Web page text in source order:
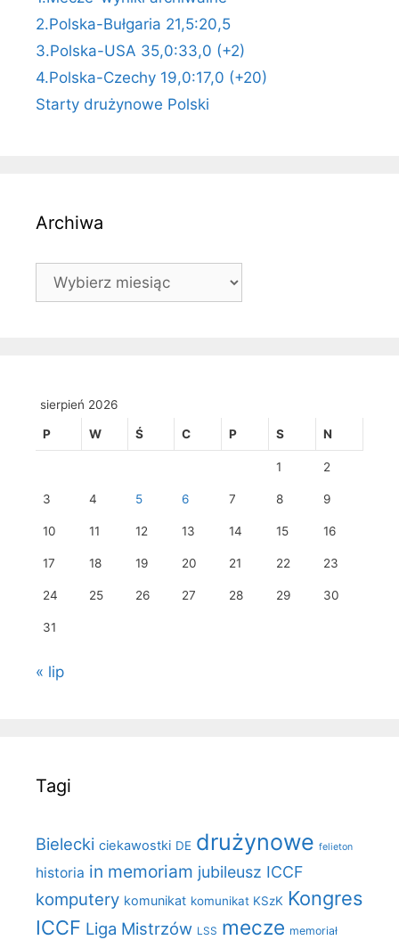
2.Polska-Bułgaria 21,5:20,5
3.Polska-USA 35,0:33,0 (+2)
4.Polska-Czechy 19,0:17,0 (+20)
Starty drużynowe Polski
Archiwa
Archiwa
sierpień 2026
P W Ś C P S N
1 2
3 4 5 6 7 8 9
10 11 12 13 14 15 16
17 18 19 20 21 22 23
24 25 26 27 28 29 30
31
« lip
Tagi
Bielecki ciekawostki DE drużynowe felieton
historia in memoriam jubileusz ICCF
komputery komunikat komunikat KSzK Kongres
ICCF Liga Mistrzów LSS mecze memoriał